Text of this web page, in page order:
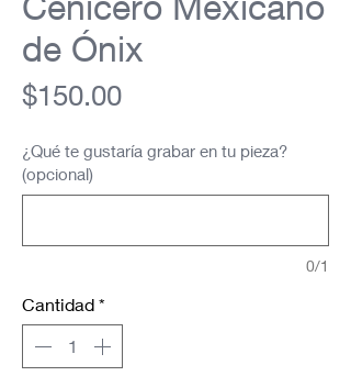
de Ónix
$150.00Precio
¿Qué te gustaría grabar en tu pieza?
(opcional)
0/1
Cantidad *